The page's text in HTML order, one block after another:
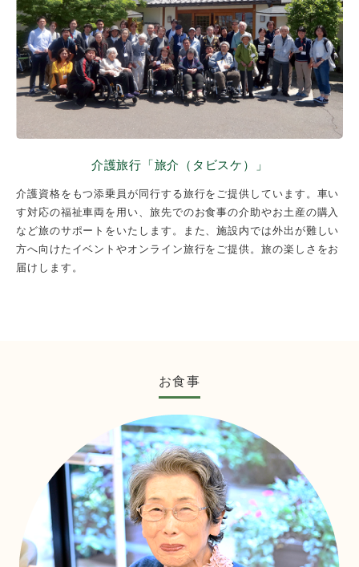
介護旅行「旅介（タビスケ）」
介護資格をもつ添乗員が同行する旅行をご提供しています。車い
す対応の福祉車両を用い、旅先でのお食事の介助やお土産の購入
など旅のサポートをいたします。また、施設内では外出が難しい
方へ向けたイベントやオンライン旅行をご提供。旅の楽しさをお
届けします。
お食事